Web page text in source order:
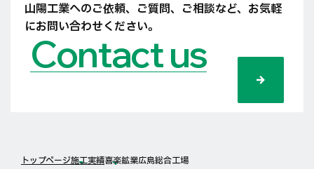
山陽工業へのご依頼、ご質問、ご相談など、 お気軽
にお問い合わせください。
Contact us
トップページ施工実績喜楽鉱業広島総合工場